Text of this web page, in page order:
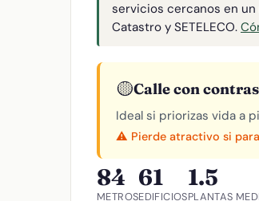
servicios cercanos en
Catastro y SETELECO.
🟡Calle con
Ideal si priorizas vida a
⚠️ Pierde atractivo si
84
METROS
61
EDIFICIOS
1.5
PLANTAS